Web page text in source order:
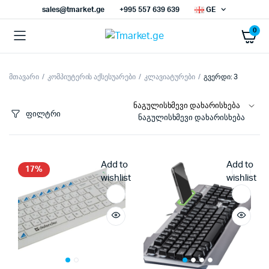
sales@tmarket.ge +995 557 639 639 GE
0
მთავარი კომპიუტერის აქსესუარები კლავიატურები გვერდი: 3
ფილტრი ნაგულისხმევი დახარისხება
17%
Add to
wishlist
Add to
wishlist